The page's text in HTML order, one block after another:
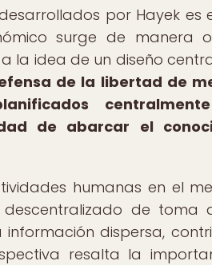
por Hayek es
surge de manera
la idea de un diseño
de la libertad de
de abarcar el
humanas en el
de toma
dispersa,
resalta la